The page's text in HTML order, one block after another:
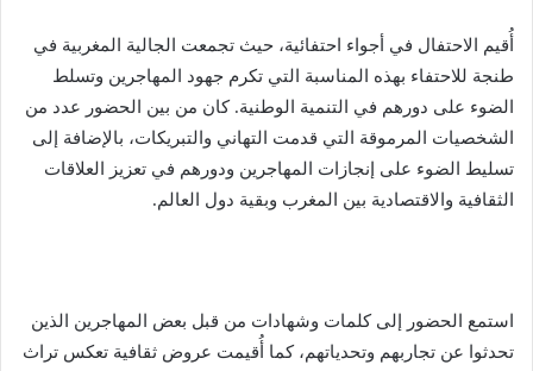
أُقيم الاحتفال في أجواء احتفائية، حيث تجمعت الجالية المغربية في
طنجة للاحتفاء بهذه المناسبة التي تكرم جهود المهاجرين وتسلط
الضوء على دورهم في التنمية الوطنية. كان من بين الحضور عدد من
الشخصيات المرموقة التي قدمت التهاني والتبريكات، بالإضافة إلى
تسليط الضوء على إنجازات المهاجرين ودورهم في تعزيز العلاقات
الثقافية والاقتصادية بين المغرب وبقية دول العالم.
استمع الحضور إلى كلمات وشهادات من قبل بعض المهاجرين الذين
تحدثوا عن تجاربهم وتحدياتهم، كما أُقيمت عروض ثقافية تعكس تراث